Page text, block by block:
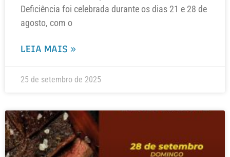
Deficiência foi celebrada durante os dias 21 e 28 de
agosto, com o
LEIA MAIS »
25 de setembro de 2025